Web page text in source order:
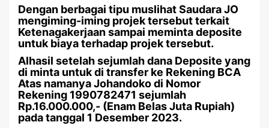
Dengan berbagai tipu muslihat Saudara JO
mengiming-iming projek tersebut terkait
Ketenagakerjaan sampai meminta deposite
untuk biaya terhadap projek tersebut.
Alhasil setelah sejumlah dana Deposite yang
di minta untuk di transfer ke Rekening BCA
Atas namanya Johandoko di Nomor
Rekening 1990782471 sejumlah
Rp.16.000.000,- (Enam Belas Juta Rupiah)
pada tanggal 1 Desember 2023.